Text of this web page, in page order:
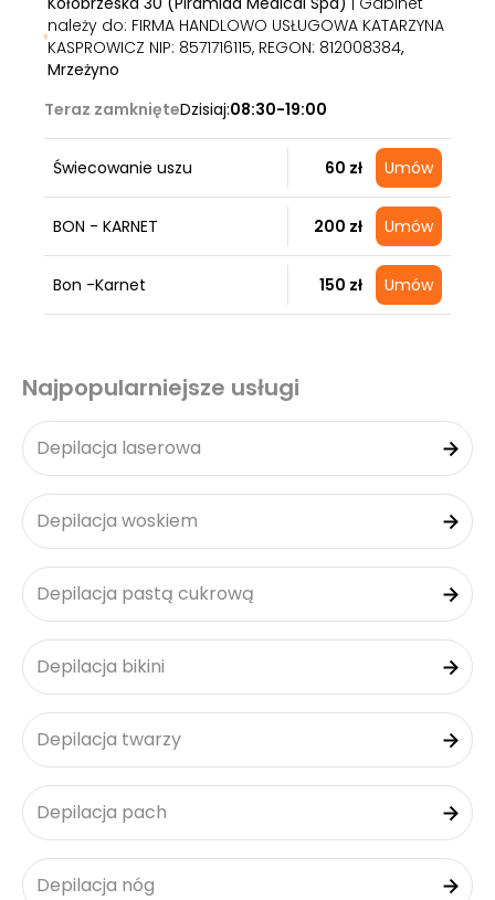
należy do: FIRMA HANDLOWO USŁUGOWA KATARZYNA
KASPROWICZ NIP: 8571716115, REGON: 812008384,
Mrzeżyno
Teraz zamknięteDzisiaj:08:30-19:00
Świecowanie uszu 60 zł Umów
BON - KARNET 200 zł Umów
Bon -Karnet 150 zł Umów
Najpopularniejsze usługi
Depilacja laserowa
Depilacja woskiem
Depilacja pastą cukrową
Depilacja bikini
Depilacja twarzy
Depilacja pach
Depilacja nóg